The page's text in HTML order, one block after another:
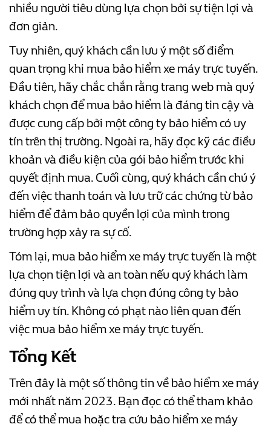
nhiều người tiêu dùng lựa chọn bởi sự tiện lợi và
đơn giản.
Tuy nhiên, quý khách cần lưu ý một số điểm
quan trọng khi mua bảo hiểm xe máy trực tuyến.
Đầu tiên, hãy chắc chắn rằng trang web mà quý
khách chọn để mua bảo hiểm là đáng tin cậy và
được cung cấp bởi một công ty bảo hiểm có uy
tín trên thị trường. Ngoài ra, hãy đọc kỹ các điều
khoản và điều kiện của gói bảo hiểm trước khi
quyết định mua. Cuối cùng, quý khách cần chú ý
đến việc thanh toán và lưu trữ các chứng từ bảo
hiểm để đảm bảo quyền lợi của mình trong
trường hợp xảy ra sự cố.
Tóm lại, mua bảo hiểm xe máy trực tuyến là một
lựa chọn tiện lợi và an toàn nếu quý khách làm
đúng quy trình và lựa chọn đúng công ty bảo
hiểm uy tín. Không có phạt nào liên quan đến
việc mua bảo hiểm xe máy trực tuyến.
Tổng Kết
Trên đây là một số thông tin về bảo hiểm xe máy
mới nhất năm 2023. Bạn đọc có thể tham khảo
để có thể mua hoặc tra cứu bảo hiểm xe máy